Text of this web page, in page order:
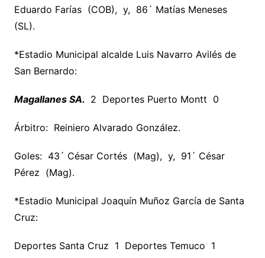
Eduardo Farías (COB), y, 86´ Matías Meneses
(SL).
*Estadio Municipal alcalde Luis Navarro Avilés de
San Bernardo:
Magallanes SA. 2 Deportes Puerto Montt 0
Árbitro: Reiniero Alvarado González.
Goles: 43´ César Cortés (Mag), y, 91´ César
Pérez (Mag).
*Estadio Municipal Joaquín Muñoz García de Santa
Cruz:
Deportes Santa Cruz 1 Deportes Temuco 1